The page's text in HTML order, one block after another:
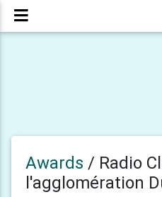
Awards / Radio
l'agglomération